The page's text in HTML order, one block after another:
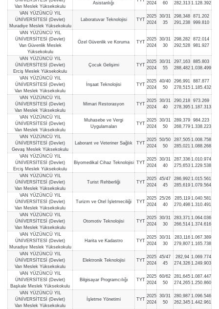
Van Meslek Yüksekokulu
Asistanlığı
2024
60
282,313 1.128.392
VAN YÜZÜNCÜ YIL
ÜNİVERSİTESİ (Devlet)
Muradiye Meslek Yüksekokulu
Laboratuvar Teknolojisi TYT
2025
2024
30/31
35
298,348
291,238
871.202
999.810
VAN YÜZÜNCÜ YIL
ÜNİVERSİTESİ (Devlet)
Van Güvenlik Meslek
Yüksekokulu
Özel Güvenlik ve Koruma TYT
2025
2024
30/31
30
298,282
292,528
872.014
981.927
VAN YÜZÜNCÜ YIL
ÜNİVERSİTESİ (Devlet)
Erciş Meslek Yüksekokulu
Çocuk Gelişimi TYT
2025
2024
30/31
55
297,163
288,482
885.803
1.038.499
VAN YÜZÜNCÜ YIL
ÜNİVERSİTESİ (Devlet)
Van Meslek Yüksekokulu
İnşaat Teknolojisi TYT
2025
2024
40/40
50
296,991
278,515
887.877
1.185.432
VAN YÜZÜNCÜ YIL
ÜNİVERSİTESİ (Devlet)
Van Meslek Yüksekokulu
Mimari Restorasyon TYT
2025
2024
30/31
40
290,218
278,395
973.269
1.187.313
VAN YÜZÜNCÜ YIL
ÜNİVERSİTESİ (Devlet)
Van Meslek Yüksekokulu
Muhasebe ve Vergi
Uygulamaları
TYT
2025
2024
30/31
50
289,379
268,779
984.223
1.338.223
VAN YÜZÜNCÜ YIL
ÜNİVERSİTESİ (Devlet)
Gevaş Meslek Yüksekokulu
Laborant ve Veteriner Sağlık TYT
2025
2024
50/50
50
287,505
285,021
1.008.758
1.088.268
VAN YÜZÜNCÜ YIL
ÜNİVERSİTESİ (Devlet)
Erciş Meslek Yüksekokulu
Biyomedikal Cihaz Teknolojisi TYT
2025
2024
30/31
40
287,336
275,653
1.010.974
1.229.538
VAN YÜZÜNCÜ YIL
ÜNİVERSİTESİ (Devlet)
Van Meslek Yüksekokulu
Turist Rehberliği TYT
2025
2024
45/47
45
286,992
285,619
1.015.561
1.079.564
VAN YÜZÜNCÜ YIL
ÜNİVERSİTESİ (Devlet)
Van Meslek Yüksekokulu
Turizm ve Otel İşletmeciliği TYT
2025
2024
25/26
40
285,119
270,498
1.040.581
1.310.491
VAN YÜZÜNCÜ YIL
ÜNİVERSİTESİ (Devlet)
Van Meslek Yüksekokulu
Otomotiv Teknolojisi TYT
2025
2024
30/31
30
283,371
266,514
1.064.036
1.374.616
VAN YÜZÜNCÜ YIL
ÜNİVERSİTESİ (Devlet)
Muradiye Meslek Yüksekokulu
Harita ve Kadastro TYT
2025
2024
30/31
30
283,116
279,807
1.067.389
1.165.738
VAN YÜZÜNCÜ YIL
ÜNİVERSİTESİ (Devlet)
Van Meslek Yüksekokulu
Elektronik Teknolojisi TYT
2025
2024
45/47
45
282,94
274,326
1.069.774
1.249.903
VAN YÜZÜNCÜ YIL
ÜNİVERSİTESİ (Devlet)
Başkale Meslek Yüksekokulu
Bilgisayar Programcılığı TYT
2025
2024
60/62
50
281,645
274,265
1.087.447
1.250.860
VAN YÜZÜNCÜ YIL
ÜNİVERSİTESİ (Devlet)
Van Meslek Yüksekokulu
İşletme Yönetimi TYT
2025
2024
30/31
50
280,987
262,345
1.096.546
1.442.961